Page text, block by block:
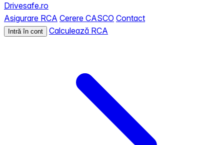
Drivesafe.ro
Asigurare RCA Cerere CASCO Contact
Intră în cont Calculează RCA